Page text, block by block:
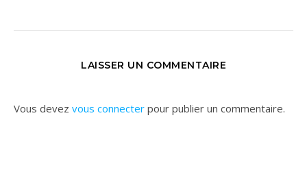
LAISSER UN COMMENTAIRE
Vous devez vous connecter pour publier un commentaire.